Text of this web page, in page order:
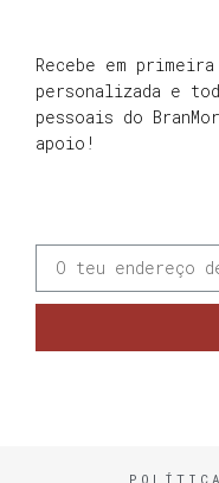
Recebe em primeira
personalizada e
pessoais do
apoio!